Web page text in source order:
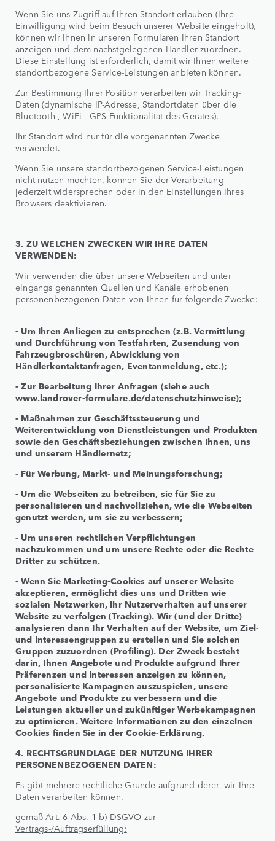
Wenn Sie uns Zugriff auf Ihren Standort erlauben (Ihre
Einwilligung wird beim Besuch unserer Website eingeholt),
können wir Ihnen in unseren Formularen Ihren Standort
anzeigen und dem nächstgelegenen Händler zuordnen.
Diese Einstellung ist erforderlich, damit wir Ihnen weitere
standortbezogene Service-Leistungen anbieten können.
Zur Bestimmung Ihrer Position verarbeiten wir Tracking-
Daten (dynamische IP-Adresse, Standortdaten über die
Bluetooth-, WiFi-, GPS-Funktionalität des Gerätes).
Ihr Standort wird nur für die vorgenannten Zwecke
verwendet.
Wenn Sie unsere standortbezogenen Service-Leistungen
nicht nutzen möchten, können Sie der Verarbeitung
jederzeit widersprechen oder in den Einstellungen Ihres
Browsers deaktivieren.
3. ZU WELCHEN ZWECKEN WIR IHRE DATEN
VERWENDEN:
Wir verwenden die über unsere Webseiten und unter
eingangs genannten Quellen und Kanäle erhobenen
personenbezogenen Daten von Ihnen für folgende Zwecke:
- Um Ihren Anliegen zu entsprechen (z.B. Vermittlung
und Durchführung von Testfahrten, Zusendung von
Fahrzeugbroschüren, Abwicklung von
Händlerkontaktanfragen, Eventanmeldung, etc.);
- Zur Bearbeitung Ihrer Anfragen (siehe auch
www.landrover-formulare.de/datenschutzhinweise);
- Maßnahmen zur Geschäftssteuerung und
Weiterentwicklung von Dienstleistungen und Produkten
sowie den Geschäftsbeziehungen zwischen Ihnen, uns
und unserem Händlernetz;
- Für Werbung, Markt- und Meinungsforschung;
- Um die Webseiten zu betreiben, sie für Sie zu
personalisieren und nachvollziehen, wie die Webseiten
genutzt werden, um sie zu verbessern;
- Um unseren rechtlichen Verpflichtungen
nachzukommen und um unsere Rechte oder die Rechte
Dritter zu schützen.
- Wenn Sie Marketing-Cookies auf unserer Website
akzeptieren, ermöglicht dies uns und Dritten wie
sozialen Netzwerken, Ihr Nutzerverhalten auf unserer
Website zu verfolgen (Tracking). Wir (und der Dritte)
analysieren dann Ihr Verhalten auf der Website, um Ziel-
und Interessengruppen zu erstellen und Sie solchen
Gruppen zuzuordnen (Profiling). Der Zweck besteht
darin, Ihnen Angebote und Produkte aufgrund Ihrer
Präferenzen und Interessen anzeigen zu können,
personalisierte Kampagnen auszuspielen, unsere
Angebote und Produkte zu verbessern und die
Leistungen aktueller und zukünftiger Werbekampagnen
zu optimieren. Weitere Informationen zu den einzelnen
Cookies finden Sie in derCookie-Erklärung.
4. RECHTSGRUNDLAGE DER NUTZUNG IHRER
PERSONENBEZOGENEN DATEN:
Es gibt mehrere rechtliche Gründe aufgrund derer, wir Ihre
Daten verarbeiten können.
gemäß Art. 6 Abs. 1 b) DSGVO zur
Vertrags-/Auftragserfüllung: